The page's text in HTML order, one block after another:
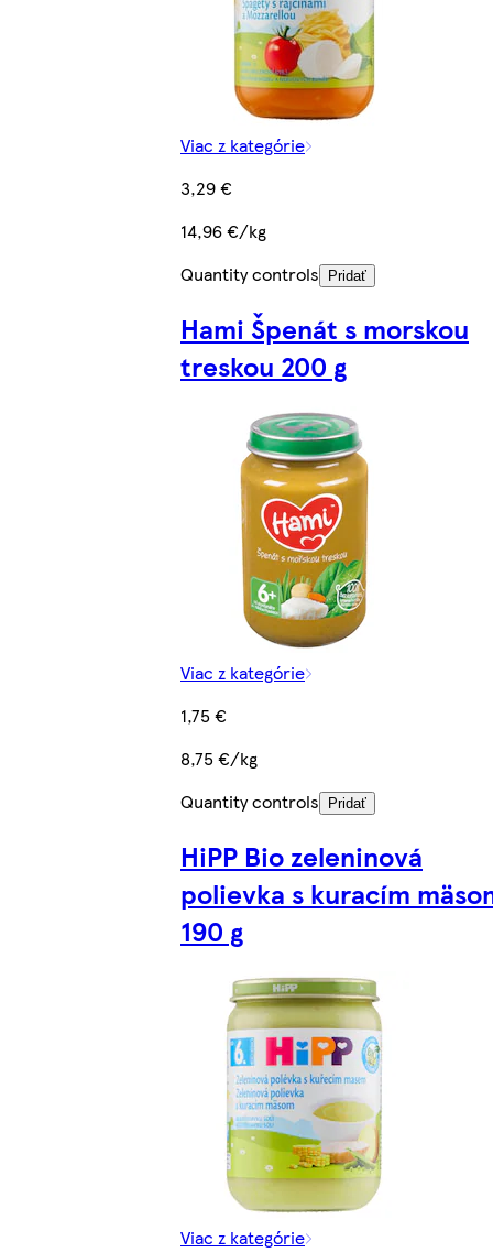
Viac z kategórie
3,29 €
14,96 €/kg
Quantity controls
Pridať
Hami Špenát s morskou
treskou 200 g
Viac z kategórie
1,75 €
8,75 €/kg
Quantity controls
Pridať
HiPP Bio zeleninová
polievka s kuracím
190 g
Viac z kategórie